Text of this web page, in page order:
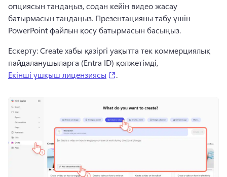
опциясын таңдаңыз, содан кейін видео жасау
батырмасын таңдаңыз. Презентацияны табу үшін
PowerPoint файлын қосу батырмасын басыңыз.
Ескерту: Create хабы қазіргі уақытта тек коммерциялық
пайдаланушыларға (Entra ID) қолжетімді,
Екінші ұшқыш лицензиясы
.